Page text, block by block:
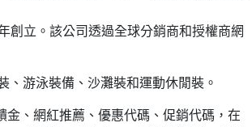
創立。該公司透過全球分銷商和授權商網
、游泳裝備、沙灘裝和運動休閒裝。
、網紅推薦、優惠代碼、促銷代碼，在